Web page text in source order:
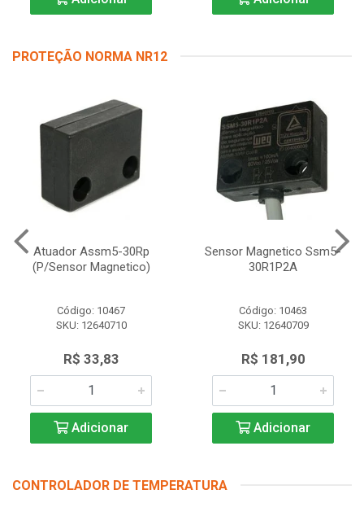
PROTEÇÃO NORMA NR12
Atuador Assm5-30Rp
(P/Sensor Magnetico)
Código: 10467
SKU: 12640710
R$ 33,83
Adicionar
Sensor Magnetico Ssm5-
30R1P2A
Código: 10463
SKU: 12640709
R$ 181,90
Adicionar
CONTROLADOR DE TEMPERATURA